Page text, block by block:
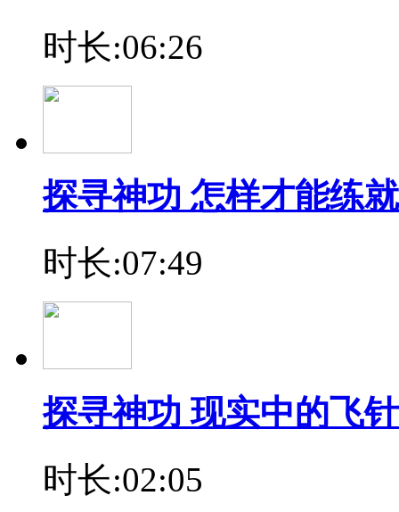
时长:06:26
探寻神功 怎样才能练
时长:07:49
探寻神功 现实中的飞
时长:02:05